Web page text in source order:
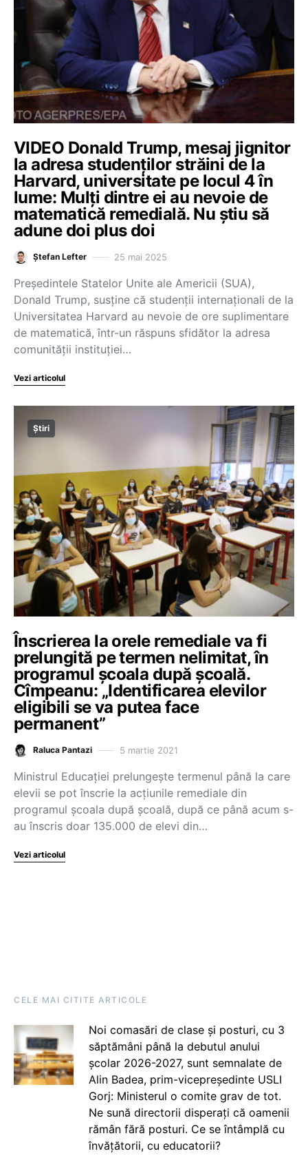
VIDEO Donald Trump, mesaj jignitor
la adresa studenților străini de la
Harvard, universitate pe locul 4 în
lume: Mulți dintre ei au nevoie de
matematică remedială. Nu știu să
adune doi plus doi
Ștefan Lefter 25 mai 2025
Președintele Statelor Unite ale Americii (SUA),
Donald Trump, susține că studenții internaționali de la
Universitatea Harvard au nevoie de ore suplimentare
de matematică, într-un răspuns sfidător la adresa
comunității instituției…
Vezi articolul
Știri
Înscrierea la orele remediale va fi
prelungită pe termen nelimitat, în
programul școala după școală.
Cîmpeanu: „Identificarea elevilor
eligibili se va putea face
permanent”
Raluca Pantazi 5 martie 2021
Ministrul Educației prelungește termenul până la care
elevii se pot înscrie la acțiunile remediale din
programul școala după școală, după ce până acum s-
au înscris doar 135.000 de elevi din…
Vezi articolul
CELE MAI CITITE ARTICOLE
Noi comasări de clase și posturi, cu 3
săptămâni până la debutul anului
școlar 2026-2027, sunt semnalate de
Alin Badea, prim-vicepreședinte USLI
Gorj: Ministerul o comite grav de tot.
Ne sună directorii disperați că oamenii
rămân fără posturi. Ce se întâmplă cu
învățătorii, cu educatorii?